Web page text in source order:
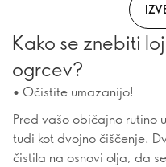
Kako se znebiti
ogrcev?
• Očistite umazanijo!
Pred vašo običajno rutino
tudi kot dvojno čiščenje.
čistila na osnovi olja, da